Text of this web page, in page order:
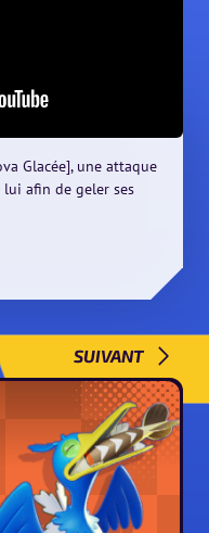
Glacée], une attaque
afin de geler ses
SUIVANT